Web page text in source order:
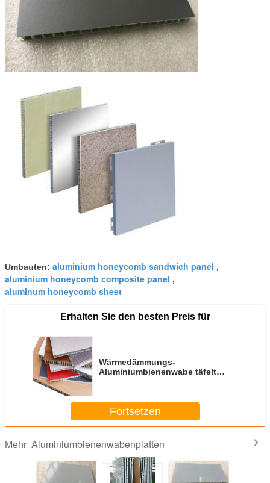
Umbauten: aluminium honeycomb sandwich panel ,
aluminium honeycomb composite panel ,
aluminum honeycomb sheet
Erhalten Sie den besten Preis für
Wärmedämmungs-
Aluminiumbienenwabe täfelt
Fortsetzen
Mehr Aluminiumbienenwabenplatten